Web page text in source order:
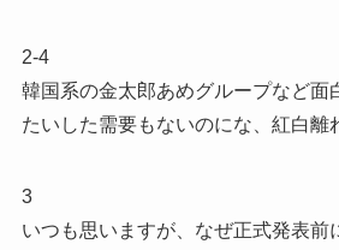
2-4
韓国系の金太郎あめグループなど面
たいした需要もないのにな、紅白離
3
いつも思いますが、なぜ正式発表前